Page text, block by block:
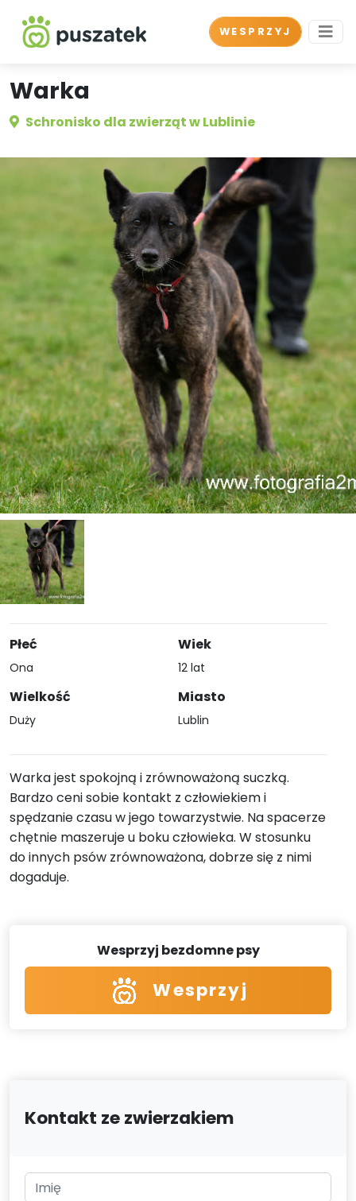
WESPRZYJ
Warka
Schronisko dla zwierząt w Lublinie
Płeć
Ona
Wielkość
Duży
Wiek
12 lat
Miasto
Lublin
Warka jest spokojną i zrównoważoną suczką.
Bardzo ceni sobie kontakt z człowiekiem i
spędzanie czasu w jego towarzystwie. Na spacerze
chętnie maszeruje u boku człowieka. W stosunku
do innych psów zrównoważona, dobrze się z nimi
dogaduje.
Wesprzyj bezdomne psy
Wesprzyj
Kontakt ze zwierzakiem